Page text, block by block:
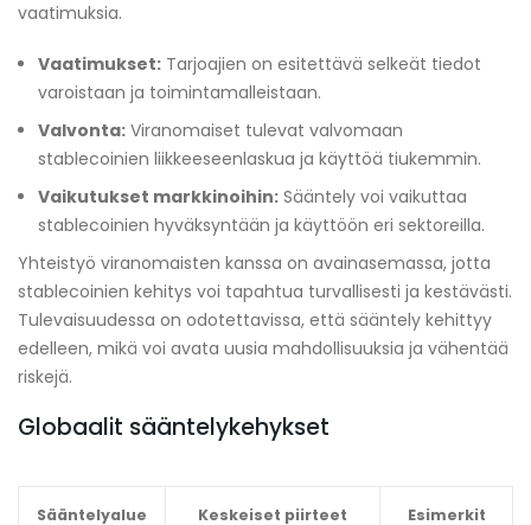
vaatimuksia.
Vaatimukset: Tarjoajien on esitettävä selkeät tiedot
varoistaan ja toimintamalleistaan.
Valvonta: Viranomaiset tulevat valvomaan
stablecoinien liikkeeseenlaskua ja käyttöä tiukemmin.
Vaikutukset markkinoihin: Sääntely voi vaikuttaa
stablecoinien hyväksyntään ja käyttöön eri sektoreilla.
Yhteistyö viranomaisten kanssa on avainasemassa, jotta
stablecoinien kehitys voi tapahtua turvallisesti ja kestävästi.
Tulevaisuudessa on odotettavissa, että sääntely kehittyy
edelleen, mikä voi avata uusia mahdollisuuksia ja vähentää
riskejä.
Globaalit sääntelykehykset
Sääntelyalue Keskeiset piirteet Esimerkit